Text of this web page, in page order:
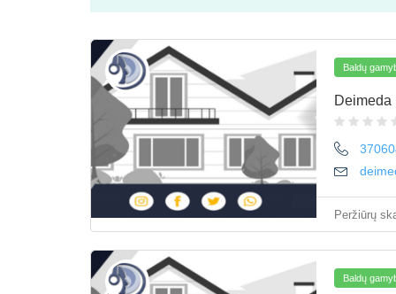
Baldų
Deimeda
Peržiūrų
Baldų